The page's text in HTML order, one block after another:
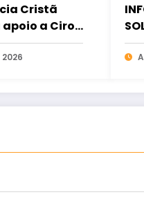
Cristã
a Ciro
oposição